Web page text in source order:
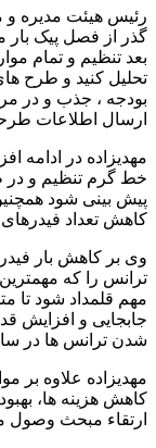
رئیس هیئت مدیره و
گذر از فصل پیک بار
بعد تنظیم و تمام
تحلیل کنید و طرح
بودجه ، جذب و در
ارسال اطلاعات
مهدیزاده در ادامه
خط گرم تنظیم و در
پیش بینی شود
کاهش تعداد فیدرهای
وی بر کاهش بار
ترانس را که
مهم قلمداد شود تا
جابجایی و افزايش
شدن ترانس ها در
مهدیزاده علاوه بر
کاهش هزینه ها،
ارتقاء مبحث